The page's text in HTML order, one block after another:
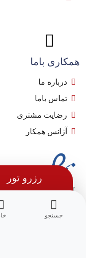
جستجو
رزرو تور
همکاری باما
درباره ما
تماس باما
رضایت مشتری
آژانس همکار